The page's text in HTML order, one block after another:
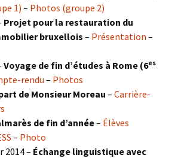
1)– Photos (groupe 2)
Projet pour la restauration du
bruxellois – Présentation –
Voyage de fin d’études à Rome (6es
rendu – Photos
de Monsieur Moreau – Carrière-
de fin d’année– Élèves
– Photo
2014 – Échange linguistique avec